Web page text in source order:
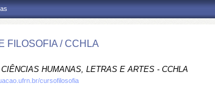
FILOSOFIA / CCHLA
HUMANAS, LETRAS E ARTES - CCHLA
cursofilosofia